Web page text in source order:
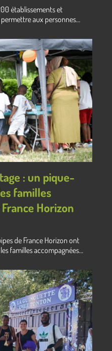
établissements et
aux personnes...
: un pique-
familles
Horizon
de France Horizon ont
familles accompagnées...